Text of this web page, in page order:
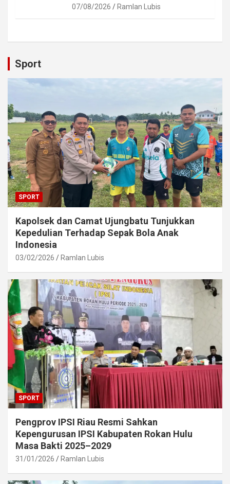
07/08/2026 Ramlan Lubis
Sport
SPORT
Kapolsek dan Camat Ujungbatu Tunjukkan
Kepedulian Terhadap Sepak Bola Anak
Indonesia
03/02/2026 Ramlan Lubis
SPORT
Pengprov IPSI Riau Resmi Sahkan
Kepengurusan IPSI Kabupaten Rokan Hulu
Masa Bakti 2025–2029
31/01/2026 Ramlan Lubis